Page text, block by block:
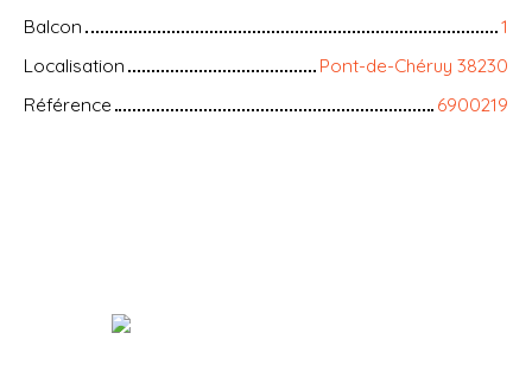
Balcon
1
Localisation
Pont-de-Chéruy 38230
Référence
6900219